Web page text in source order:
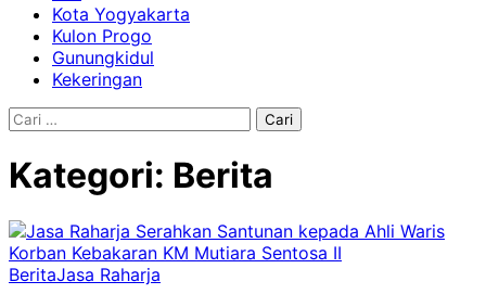
Kota Yogyakarta
Kulon Progo
Gunungkidul
Kekeringan
Cari
Kategori: Berita
BeritaJasa Raharja